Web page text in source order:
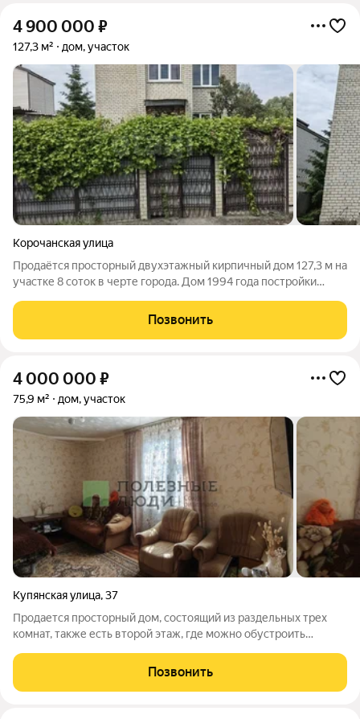
4 900 000 ₽
127,3 м² дом, участок
Корочанская улица
Продаётся просторный двухэтажный кирпичный дом 127,3 м на
участке 8 соток в черте города. Дом 1994 года постройки
Участок даёт возможность создать уютную приватную зону
отдыха. На первом этаже:
Позвонить
4 000 000 ₽
75,9 м² дом, участок
Купянская улица,37
Продается просторный дом, состоящий из раздельных трех
комнат, также есть второй этаж, где можно обустроить
покупку в ипотеку. Есть ухоженный земельный участок. Арт.
129497386
Позвонить